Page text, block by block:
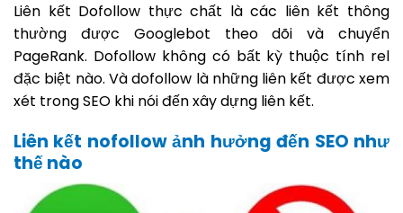
Liên kết Dofollow thực chất là các liên kết thông
thường được Googlebot theo dõi và chuyển
PageRank. Dofollow không có bất kỳ thuộc tính rel
đặc biệt nào. Và dofollow là những liên kết được xem
xét trong SEO khi nói đến xây dựng liên kết.
Liên kết nofollow ảnh hưởng đến SEO như
thế nào